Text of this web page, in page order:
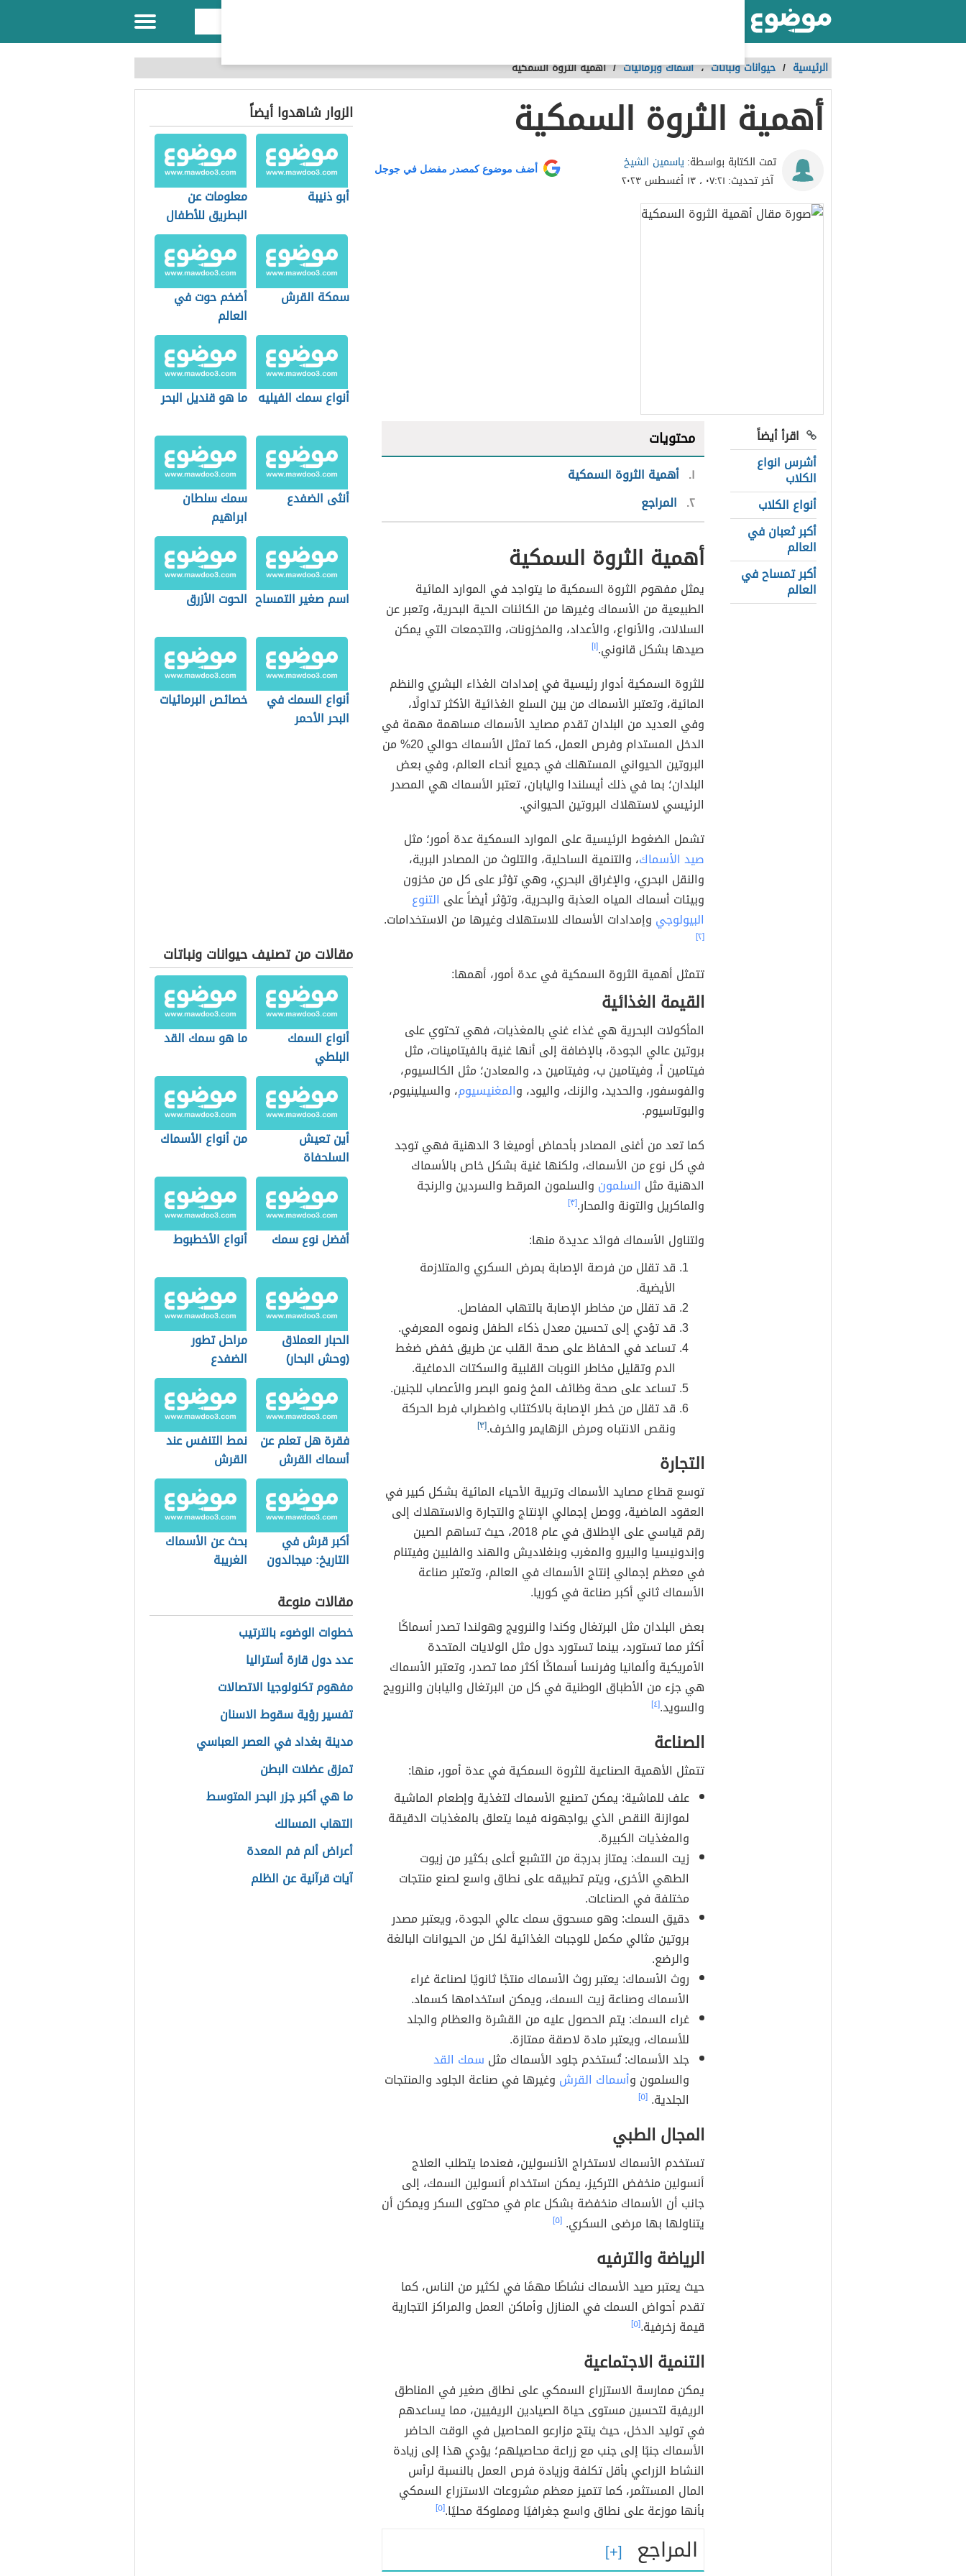
الرئيسية / حيوانات ونباتات،أسماك وبرمائيات /أهمية الثروة السمكية
أهمية الثروة السمكية
تمت الكتابة بواسطة: ياسمين الشيخ
آخر تحديث: ٠٧:٢١ ، ١٣ أغسطس ٢٠٢٣
أضف موضوع كمصدر مفضل في جوجل
اقرأ أيضاً
أشرس انواع
الكلاب
أنواع الكلاب
أكبر ثعبان في
العالم
أكبر تمساح في
العالم
محتويات
١ أهمية الثروة السمكية
٢ المراجع
أهمية الثروة السمكية
يمثل مفهوم الثروة السمكية ما يتواجد في الموارد المائية
الطبيعية من الأسماك وغيرها من الكائنات الحية البحرية، وتعبر عن
السلالات، والأنواع، والأعداد، والمخزونات، والتجمعات التي يمكن
صيدها بشكل قانوني.[١]
للثروة السمكية أدوار رئيسية في إمدادات الغذاء البشري والنظم
المائية، وتعتبر الأسماك من بين السلع الغذائية الأكثر تداولًا،
وفي العديد من البلدان تقدم مصايد الأسماك مساهمة مهمة في
الدخل المستدام وفرص العمل، كما تمثل الأسماك حوالي 20% من
البروتين الحيواني المستهلك في جميع أنحاء العالم، وفي بعض
البلدان؛ بما في ذلك أيسلندا واليابان، تعتبر الأسماك هي المصدر
الرئيسي لاستهلاك البروتين الحيواني.
تشمل الضغوط الرئيسية على الموارد السمكية عدة أمور؛ مثل
صيد الأسماك، والتنمية الساحلية، والتلوث من المصادر البرية،
والنقل البحري، والإغراق البحري، وهي تؤثر على كل من مخزون
وبيئات أسماك المياه العذبة والبحرية، وتؤثر أيضاً على التنوع
البيولوجي وإمدادات الأسماك للاستهلاك وغيرها من الاستخدامات.
[٢]
تتمثل أهمية الثروة السمكية في عدة أمور، أهمها:
القيمة الغذائية
المأكولات البحرية هي غذاء غني بالمغذيات، فهي تحتوي على
بروتين عالي الجودة، بالإضافة إلى أنها غنية بالفيتامينات، مثل
فيتامين أ، وفيتامين ب، وفيتامين د، والمعادن؛ مثل الكالسيوم،
والفوسفور، والحديد، والزنك، واليود، والمغنيسيوم، والسيلينيوم،
والبوتاسيوم.
كما تعد من أغنى المصادر بأحماض أوميغا 3 الدهنية فهي توجد
في كل نوع من الأسماك، ولكنها غنية بشكل خاص بالأسماك
الدهنية مثل السلمون والسلمون المرقط والسردين والرنجة
والماكريل والتونة والمحار.[٣]
ولتناول الأسماك فوائد عديدة منها:
قد تقلل من فرصة الإصابة بمرض السكري والمتلازمة
الأيضية.
قد تقلل من مخاطر الإصابة بالتهاب المفاصل.
قد تؤدي إلى تحسين معدل ذكاء الطفل ونموه المعرفي.
تساعد في الحفاظ على صحة القلب عن طريق خفض ضغط
الدم وتقليل مخاطر النوبات القلبية والسكتات الدماغية.
تساعد على صحة وظائف المخ ونمو البصر والأعصاب للجنين.
قد تقلل من خطر الإصابة بالاكتئاب واضطراب فرط الحركة
ونقص الانتباه ومرض الزهايمر والخرف.[٣]
التجارة
توسع قطاع مصايد الأسماك وتربية الأحياء المائية بشكل كبير في
العقود الماضية، ووصل إجمالي الإنتاج والتجارة والاستهلاك إلى
رقم قياسي على الإطلاق في عام 2018، حيث تساهم الصين
وإندونيسيا والبيرو والمغرب وبنغلاديش والهند والفلبين وفيتنام
في معظم إجمالي إنتاج الأسماك في العالم، وتعتبر صناعة
الأسماك ثاني أكبر صناعة في كوريا.
بعض البلدان مثل البرتغال وكندا والنرويج وهولندا تصدر أسماكًا
أكثر مما تستورد، بينما تستورد دول مثل الولايات المتحدة
الأمريكية وألمانيا وفرنسا أسماكًا أكثر مما تصدر، وتعتبر الأسماك
هي جزء من الأطباق الوطنية في كل من البرتغال واليابان والنرويج
والسويد.[٤]
الصناعة
تتمثل الأهمية الصناعية للثروة السمكية في عدة أمور، منها:
علف للماشية: يمكن تصنيع الأسماك لتغذية وإطعام الماشية
لموازنة النقص الذي يواجهونه فيما يتعلق بالمغذيات الدقيقة
والمغذيات الكبيرة.
زيت السمك: يمتاز بدرجة من التشبع أعلى بكثير من زيوت
الطهي الأخرى، ويتم تطبيقه على نطاق واسع لصنع منتجات
مختلفة في الصناعات.
دقيق السمك: وهو مسحوق سمك عالي الجودة، ويعتبر مصدر
بروتين مثالي مكمل للوجبات الغذائية لكل من الحيوانات البالغة
والرضع.
روث الأسماك: يعتبر روث الأسماك منتجًا ثانويًا لصناعة غراء
الأسماك وصناعة زيت السمك، ويمكن استخدامها كسماد.
غراء السمك: يتم الحصول عليه من القشرة والعظام والجلد
للأسماك، ويعتبر مادة لاصقة ممتازة.
جلد الأسماك: تُستخدم جلود الأسماك مثل سمك القد
والسلمون وأسماك القرش وغيرها في صناعة الجلود والمنتجات
الجلدية.[٥]
المجال الطبي
تستخدم الأسماك لاستخراج الأنسولين، فعندما يتطلب العلاج
أنسولين منخفض التركيز، يمكن استخدام أنسولين السمك، إلى
جانب أن الأسماك منخفضة بشكل عام في محتوى السكر ويمكن أن
يتناولها بها مرضى السكري.[٥]
الرياضة والترفيه
حيث يعتبر صيد الأسماك نشاطًا مهمًا في لكثير من الناس، كما
تقدم أحواض السمك في المنازل وأماكن العمل والمراكز التجارية
قيمة زخرفية.[٥]
التنمية الاجتماعية
يمكن ممارسة الاستزراع السمكي على نطاق صغير في المناطق
الريفية لتحسين مستوى حياة الصيادين الريفيين، مما يساعدهم
في توليد الدخل، حيث ينتج مزارعو المحاصيل في الوقت الحاضر
الأسماك جنبًا إلى جنب مع زراعة محاصيلهم؛ يؤدي هذا إلى زيادة
النشاط الزراعي بأقل تكلفة وزيادة فرص العمل بالنسبة لرأس
المال المستثمر، كما تتميز معظم مشروعات الاستزراع السمكي
بأنها موزعة على نطاق واسع جغرافيًا ومملوكة محليًا.[٥]
المراجع
الزوار شاهدوا أيضاً
أبو ذنيبة
معلومات عن
البطريق للأطفال
سمكة القرش
أضخم حوت في
العالم
أنواع سمك الفيليه ما هو قنديل البحر
أنثى الضفدع
سمك سلطان
ابراهيم
اسم صغير التمساح الحوت الأزرق
أنواع السمك في
البحر الأحمر
خصائص البرمائيات
مقالات من تصنيف حيوانات ونباتات
أنواع السمك
البلطي
ما هو سمك القد
أين تعيش
السلحفاة
من أنواع الأسماك
أفضل نوع سمك أنواع الأخطبوط
الحبار العملاق
(وحش البحار)
مراحل تطور
الضفدع
فقرة هل تعلم عن
أسماك القرش
نمط التنفس عند
القرش
أكبر قرش في
التاريخ: ميجالدون
بحث عن الأسماك
الغريبة
مقالات منوعة
خطوات الوضوء بالترتيب
عدد دول قارة أستراليا
مفهوم تكنولوجيا الاتصالات
تفسير رؤية سقوط الاسنان
مدينة بغداد في العصر العباسي
تمزق عضلات البطن
ما هي أكبر جزر البحر المتوسط
التهاب المسالك
أعراض ألم فم المعدة
آيات قرآنية عن الظلم